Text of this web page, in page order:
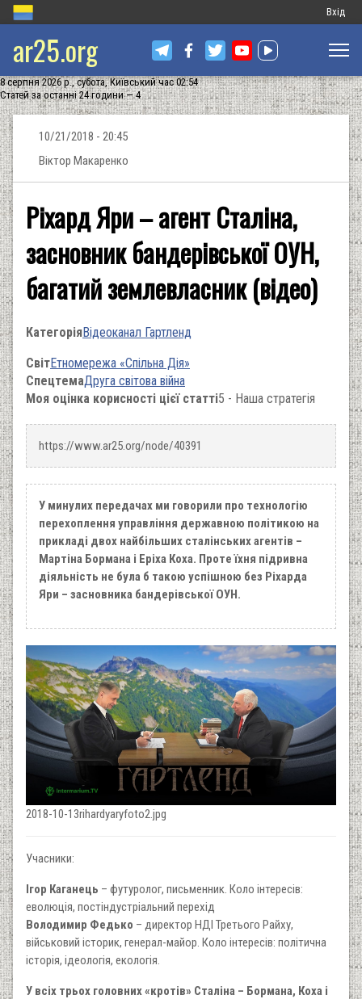
Меню
запису
Вхід
ar25.org
8 серпня 2026 р., субота, Київський час 02:54
Статей за останні 24 години — 4
10/21/2018 - 20:45
Віктор Макаренко
Ріхард Яри – агент Сталіна,
засновник бандерівської ОУН,
багатий землевласник (відео)
КатегоріяВідеоканал Гартленд
СвітЕтномережа «Спільна Дія»
СпецтемаДруга світова війна
Моя оцінка корисності цієї статті5 - Наша стратегія
https://www.ar25.org/node/40391
У минулих передачах ми говорили про технологію
перехоплення управління державною політикою на
прикладі двох найбільших сталінських агентів –
Мартіна Бормана і Еріха Коха. Проте їхня підривна
діяльність не була б такою успішною без Ріхарда
Яри – засновника бандерівської ОУН.
2018-10-13rihardyaryfoto2.jpg
Учасники:
Ігор Каганець – футуролог, письменник. Коло інтересів:
еволюція, постіндустріальний перехід
Володимир Федько – директор НДІ Третього Райху,
військовий історик, генерал-майор. Коло інтересів: політична
історія, ідеологія, екологія.
У всіх трьох головних «кротів» Сталіна – Бормана, Коха і